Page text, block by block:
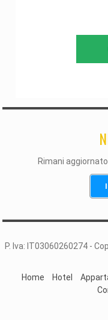
Rimani
P. Iva: IT03060260274 -
Home
Hotel